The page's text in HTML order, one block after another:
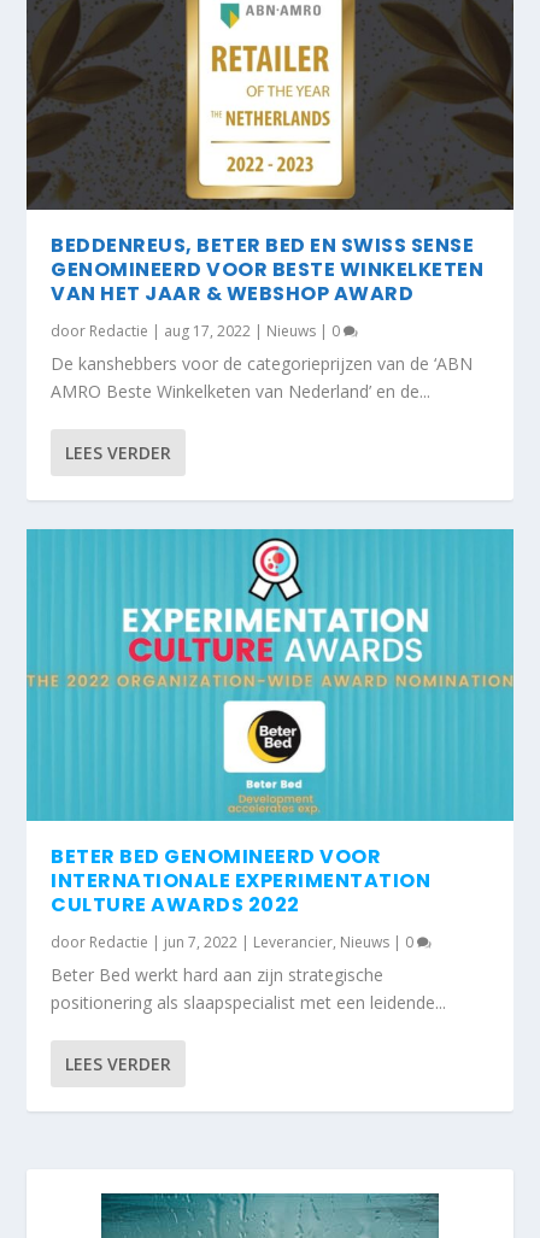
BEDDENREUS, BETER BED EN SWISS SENSE
GENOMINEERD VOOR BESTE WINKELKETEN
VAN HET JAAR & WEBSHOP AWARD
door Redactie | aug 17, 2022 | Nieuws | 0
De kanshebbers voor de categorieprijzen van de ‘ABN
AMRO Beste Winkelketen van Nederland’ en de...
LEES VERDER
BETER BED GENOMINEERD VOOR
INTERNATIONALE EXPERIMENTATION
CULTURE AWARDS 2022
door Redactie | jun 7, 2022 | Leverancier, Nieuws | 0
Beter Bed werkt hard aan zijn strategische
positionering als slaapspecialist met een leidende...
LEES VERDER